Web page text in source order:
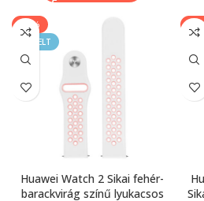
-40%
KIEMELT
Huawei Watch 2 Sikai fehér-
barackvirág színű lyukacsos
-